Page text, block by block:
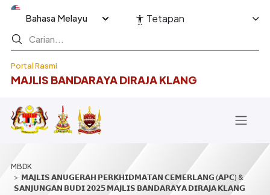
Langkau ke kandungan utama
Portal Rasmi
MAJLIS BANDARAYA DIRAJA KLANG
Select your language Tetapan
Breadcrumb
𝗠𝗔𝗝𝗟𝗜𝗦 𝗔𝗡𝗨𝗚𝗘𝗥𝗔𝗛 𝗣𝗘𝗥𝗞𝗛𝗜𝗗𝗠𝗔𝗧𝗔𝗡 𝗖𝗘𝗠𝗘𝗥𝗟𝗔𝗡𝗚 (𝗔𝗣𝗖) &
𝗦𝗔𝗡𝗝𝗨𝗡𝗚𝗔𝗡 𝗕𝗨𝗗𝗜 𝟮𝟬𝟮𝟱 𝗠𝗔𝗝𝗟𝗜𝗦 𝗕𝗔𝗡𝗗𝗔𝗥𝗔𝗬𝗔 𝗗𝗜𝗥𝗔𝗝𝗔 𝗞𝗟𝗔𝗡𝗚